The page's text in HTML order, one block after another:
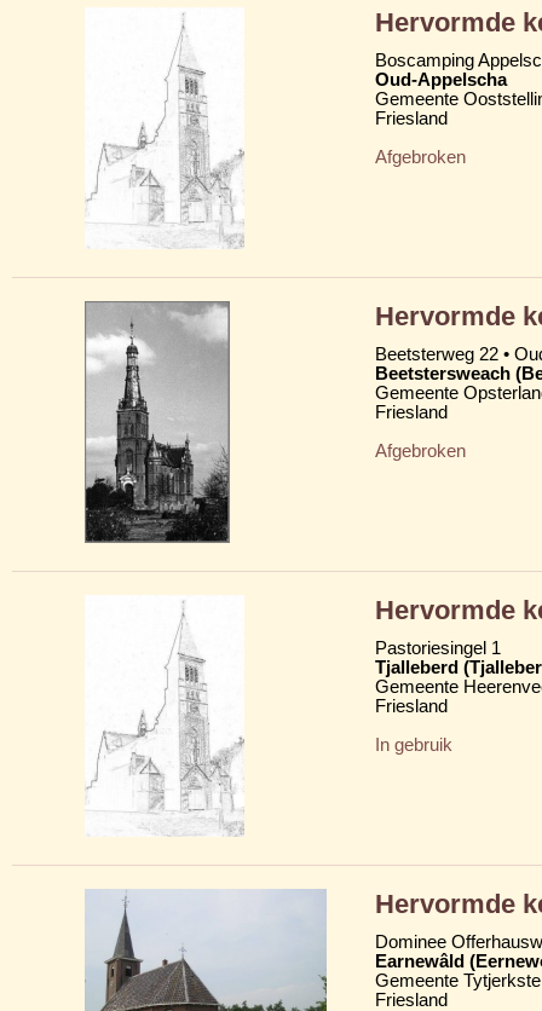
Hervormde
Boscamping
Oud-Appelscha
Gemeente
Friesland
Afgebroken
Hervormde
Beetsterweg 22 •
Beetstersweach
Gemeente
Friesland
Afgebroken
Hervormde
Pastoriesingel 1
Tjalleberd
Gemeente
Friesland
In gebruik
Hervormde
Dominee
Earnewâld
Gemeente
Friesland